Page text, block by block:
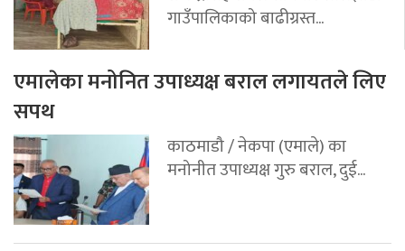
गाउँपालिकाको बाढीग्रस्त...
एमालेका मनोनित उपाध्यक्ष बराल लगायतले लिए
सपथ
काठमाडौ / नेकपा (एमाले) का
मनोनीत उपाध्यक्ष गुरु बराल, दुई...